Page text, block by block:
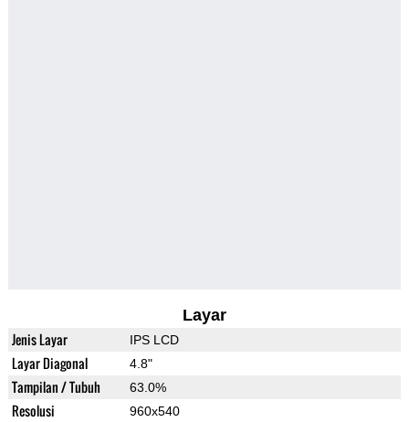
Layar
Jenis Layar IPS LCD
Layar Diagonal 4.8"
Tampilan / Tubuh 63.0%
Resolusi 960x540